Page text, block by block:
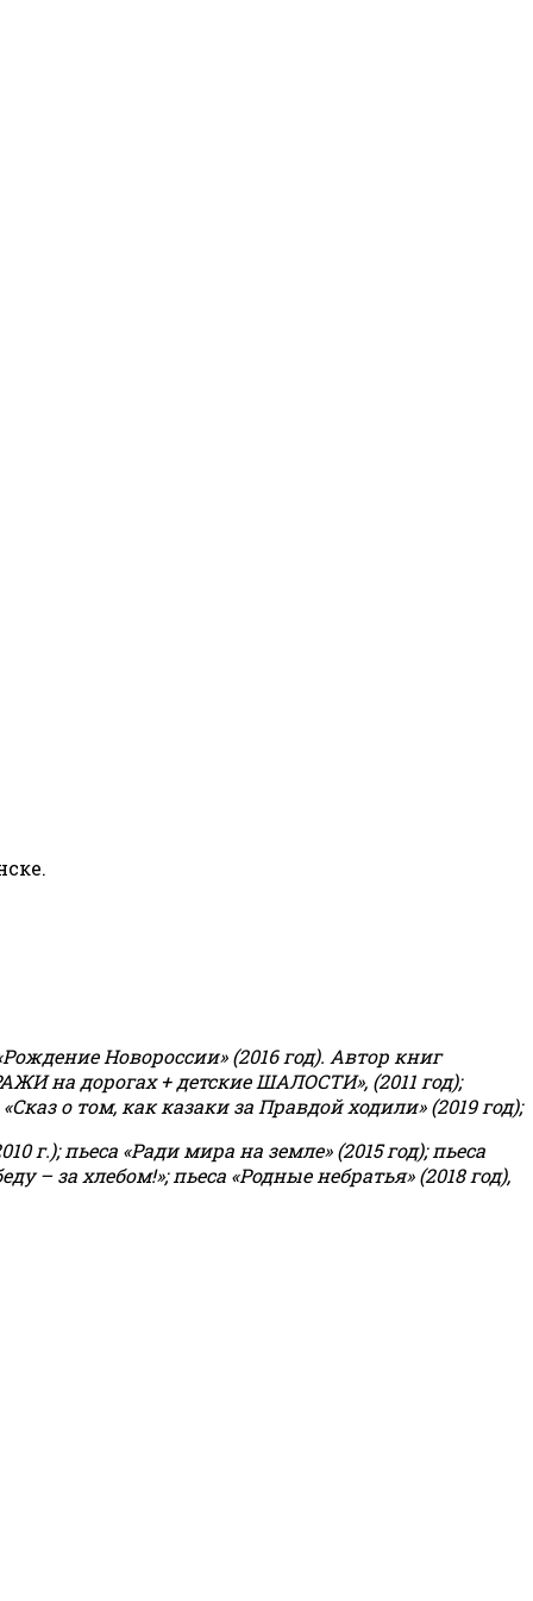
Новороссии» (2016 год). Автор книг
на дорогах + детские ШАЛОСТИ», (2011 год);
о том, как казаки за Правдой ходили» (2019 год);
г.); пьеса «Ради мира на земле» (2015 год); пьеса
– за хлебом!»;пьеса «Родные небратья» (2018 год),